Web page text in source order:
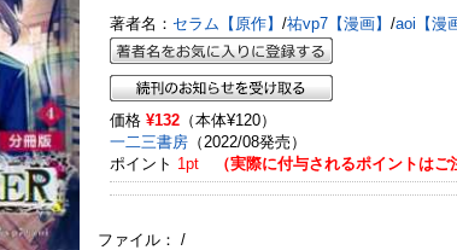
著者名： セラム【原作】 /祐vp7【漫画】 /aoi【漫
価格 ¥132 （本体¥120）
一二三書房 （2022/08発売）
ポイント 1pt （実際に付与されるポイントはご
ファイル： /